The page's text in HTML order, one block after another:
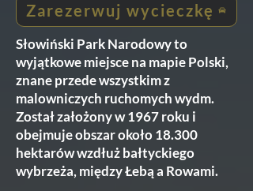
Zarezerwuj wycieczkę
Słowiński Park Narodowy to
wyjątkowe miejsce na mapie Polski,
znane przede wszystkim z
malowniczych ruchomych wydm.
Został założony w 1967 roku i
obejmuje obszar około 18.300
hektarów wzdłuż bałtyckiego
wybrzeża, między Łebą a Rowami.